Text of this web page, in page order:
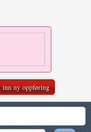
inn ny oppføring